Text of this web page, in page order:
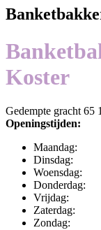
Koster
Gedempte gracht
Openingstijden:
Maandag:
Dinsdag:
Woensdag:
Donderdag:
Vrijdag:
Zaterdag:
Zondag: